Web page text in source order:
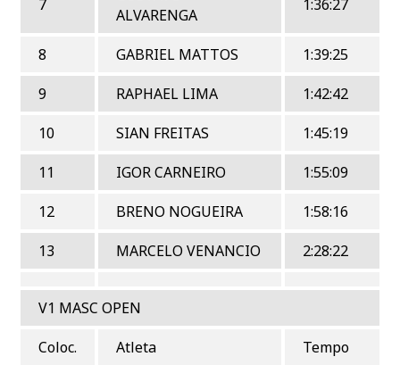
7
ALVARENGA
1:36:27
8 GABRIEL MATTOS
1:39:25
9
RAPHAEL LIMA
1:42:42
10
SIAN FREITAS
1:45:19
11
IGOR CARNEIRO
1:55:09
12
BRENO NOGUEIRA
1:58:16
13
MARCELO VENANCIO 2:28:22
V1 MASC OPEN
Coloc.
Atleta Tempo